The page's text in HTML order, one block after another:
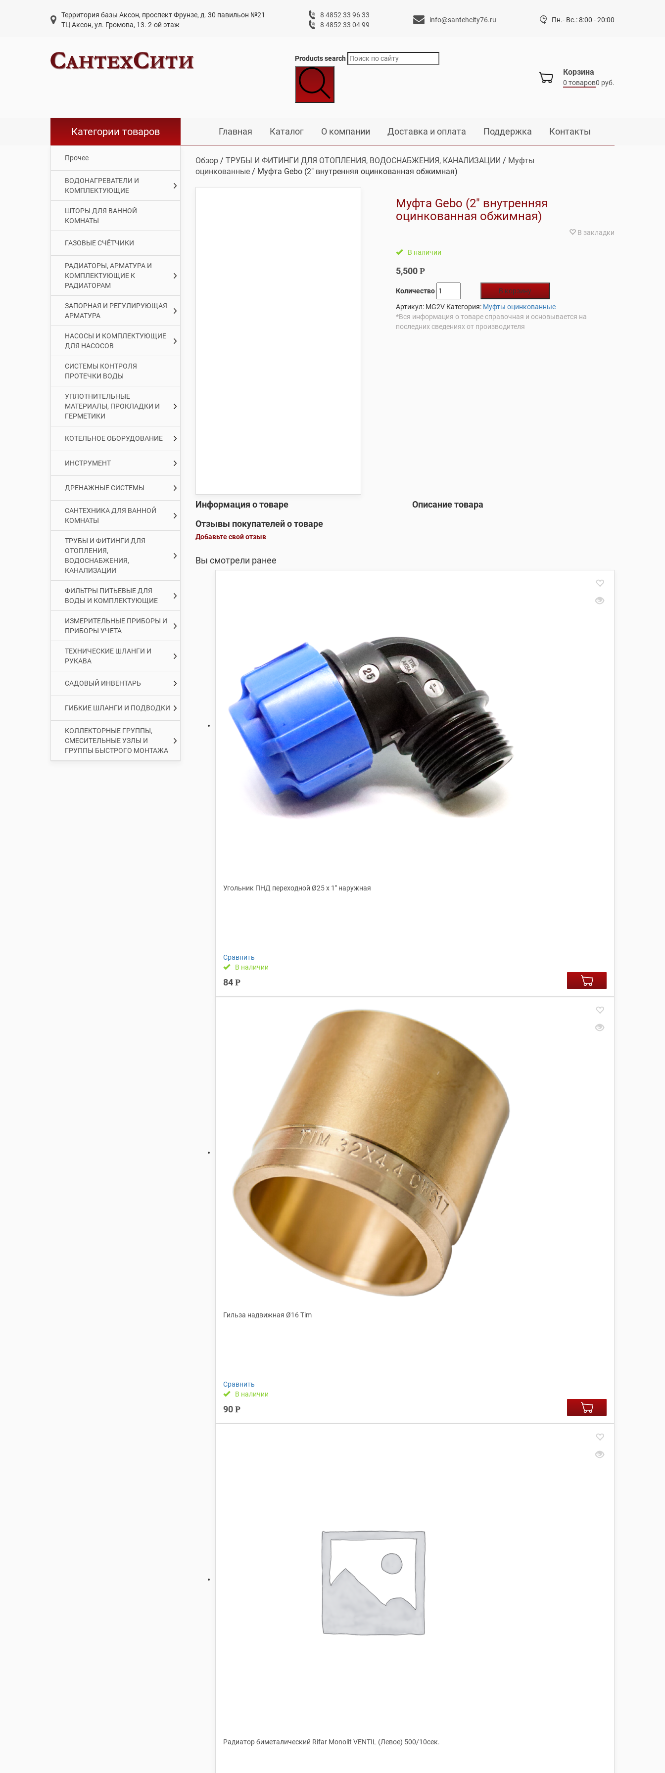
Территория базы Аксон, проспект Фрунзе, д. 30 павильон №21
ТЦ Аксон, ул. Громова, 13. 2-ой этаж
8 4852 33 96 33
8 4852 33 04 99
info@santehcity76.ru Пн.- Вс.: 8:00 - 20:00
Products search
Корзина
0 товаров0 руб.
Главная Каталог О компании Доставка и оплата Поддержка Контакты
Категории товаров
Прочее
ВОДОНАГРЕВАТЕЛИ И
КОМПЛЕКТУЮЩИЕ
ШТОРЫ ДЛЯ ВАННОЙ
КОМНАТЫ
ГАЗОВЫЕ СЧЁТЧИКИ
РАДИАТОРЫ, АРМАТУРА И
КОМПЛЕКТУЮЩИЕ К
РАДИАТОРАМ
ЗАПОРНАЯ И РЕГУЛИРУЮЩАЯ
АРМАТУРА
НАСОСЫ И КОМПЛЕКТУЮЩИЕ
ДЛЯ НАСОСОВ
СИСТЕМЫ КОНТРОЛЯ
ПРОТЕЧКИ ВОДЫ
УПЛОТНИТЕЛЬНЫЕ
МАТЕРИАЛЫ, ПРОКЛАДКИ И
ГЕРМЕТИКИ
КОТЕЛЬНОЕ ОБОРУДОВАНИЕ
ИНСТРУМЕНТ
ДРЕНАЖНЫЕ СИСТЕМЫ
САНТЕХНИКА ДЛЯ ВАННОЙ
КОМНАТЫ
ТРУБЫ И ФИТИНГИ ДЛЯ
ОТОПЛЕНИЯ,
ВОДОСНАБЖЕНИЯ,
КАНАЛИЗАЦИИ
ФИЛЬТРЫ ПИТЬЕВЫЕ ДЛЯ
ВОДЫ И КОМПЛЕКТУЮЩИЕ
ИЗМЕРИТЕЛЬНЫЕ ПРИБОРЫ И
ПРИБОРЫ УЧЕТА
ТЕХНИЧЕСКИЕ ШЛАНГИ И
РУКАВА
САДОВЫЙ ИНВЕНТАРЬ
ГИБКИЕ ШЛАНГИ И ПОДВОДКИ
КОЛЛЕКТОРНЫЕ ГРУППЫ,
СМЕСИТЕЛЬНЫЕ УЗЛЫ И
ГРУППЫ БЫСТРОГО МОНТАЖА
Обзор/ ТРУБЫ И ФИТИНГИ ДЛЯ ОТОПЛЕНИЯ, ВОДОСНАБЖЕНИЯ, КАНАЛИЗАЦИИ / Муфты
оцинкованные/ Муфта Gebo (2″ внутренняя оцинкованная обжимная)
Муфта Gebo (2″ внутренняя
оцинкованная обжимная)
В закладки
В наличии
5,500Р
Количество
В корзину
Артикул: MG2V Категория: Муфты оцинкованные
*Вся информация о товаре справочная и основывается на
последних сведениях от производителя
Информация о товаре
Описание товара
Отзывы покупателей о товаре
Добавьте свой отзыв
Вы смотрели ранее
Угольник ПНД переходной Ø25 х 1″ наружная
Сравнить
В наличии
84 Р
Гильза надвижная Ø16 Tim
Сравнить
В наличии
90 Р
Радиатор биметалический Rifar Monolit VENTIL (Левое) 500/10сек.